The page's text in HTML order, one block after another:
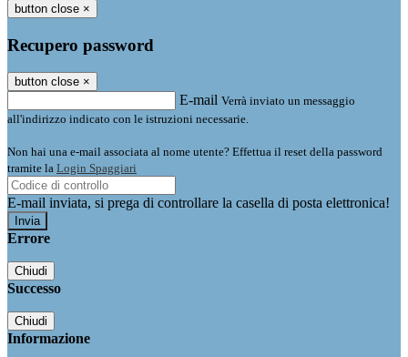
button close ×
Recupero password
button close ×
E-mail Verrà inviato un messaggio
all'indirizzo indicato con le istruzioni necessarie.
Non hai una e-mail associata al nome utente? Effettua il reset della password
tramite la Login Spaggiari
E-mail inviata, si prega di controllare la casella di posta elettronica!
Errore
Chiudi
Successo
Chiudi
Informazione